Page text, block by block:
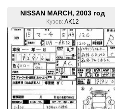
NISSAN MARCH, 2003 год
Кузов: AK12